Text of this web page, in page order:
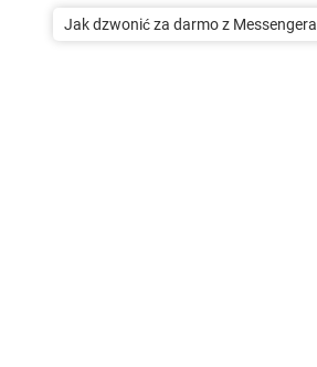
Jak dzwonić za darmo z Messengera